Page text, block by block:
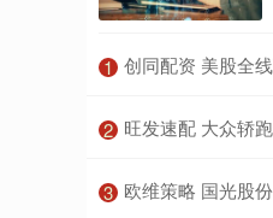
1 创同配资 美股全线下跌，纳
2 旺发速配 大众轿跑售价亲民，
3 欧维策略 国光股份：